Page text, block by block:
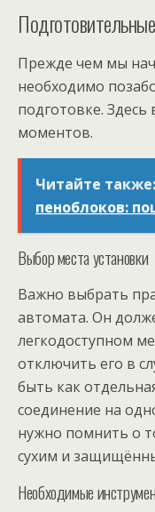
Прежде чем мы
необходимо
подготовке. Здесь
моментов.
Читайте также:
пеноблоков:
Выбор места установки
Важно выбрать
автомата. Он
легкодоступном
отключить его в
быть как
соединение на
нужно помнить о
сухим и
Необходимые